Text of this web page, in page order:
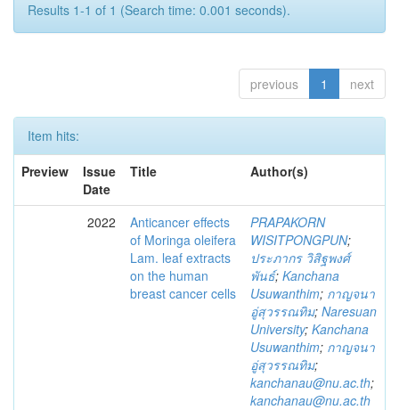
Results 1-1 of 1 (Search time: 0.001 seconds).
previous 1 next
Item hits:
Preview
Issue
Date
Title Author(s)
2022
Anticancer effects
of Moringa oleifera
Lam. leaf extracts
on the human
breast cancer cells
PRAPAKORN
WISITPONGPUN;
ประภากร วิสิฐพงศ์
พันธ์; Kanchana
Usuwanthim; กาญจนา
อู่สุวรรณทิม; Naresuan
University; Kanchana
Usuwanthim; กาญจนา
อู่สุวรรณทิม;
kanchanau@nu.ac.th;
kanchanau@nu.ac.th